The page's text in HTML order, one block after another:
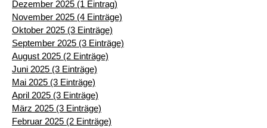
Dezember 2025 (1 Eintrag)
November 2025 (4 Einträge)
Oktober 2025 (3 Einträge)
September 2025 (3 Einträge)
August 2025 (2 Einträge)
Juni 2025 (3 Einträge)
Mai 2025 (3 Einträge)
April 2025 (3 Einträge)
März 2025 (3 Einträge)
Februar 2025 (2 Einträge)